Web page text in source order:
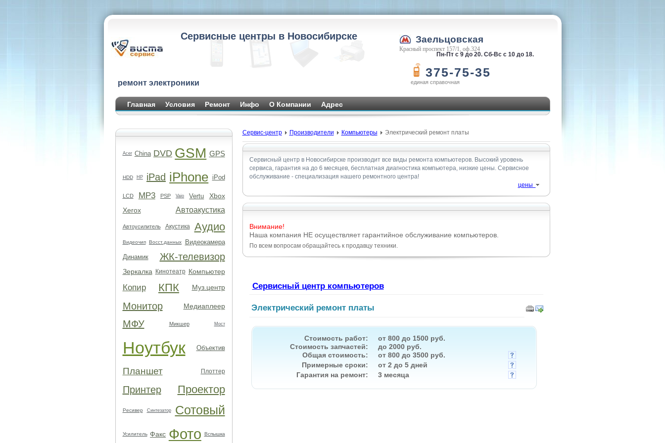
Сервисные центры в Новосибирске
ремонт электроники
Заельцовская
Красный проспект 157/1, оф.324
Пн-Пт с 9 до 20. Сб-Вс с 10 до 18.
375-75-35
единая справочная
Главная Условия Ремонт Инфо О Компании Адрес
Acer China DVD GSM GPS
HDD HP iPad iPhone iPod
LCD MP3 PSP Vaio Vertu
Xbox
Xerox
Автоакустика
Автоусилитель Акустика Аудио
Видеочип Восст.данных
Видеокамера
Динамик
ЖК-телевизор
Зеркалка Кинотеатр Компьютер
Копир КПК Муз.центр
Монитор Медиаплеер
МФУ Микшер Мост
Ноутбук Объектив
Планшет Плоттер
Принтер Проектор
Ресивер Синтезатор Сотовый
Усилитель Факс Фото Вспышка
Сервис-центр Производители Компьютеры Электрический ремонт платы
Сервисный центр в Новосибирске производит все виды ремонта компьютеров. Высокий уровень
сервиса, гарантия на до 6 месяцев, бесплатная диагностика компьютера, низкие цены. Сервисное
обслуживание - специализация нашего ремонтного центра!
цены
Внимание!
Наша компания НЕ осуществляет гарантийное обслуживание компьютеров.
По всем вопросам обращайтесь к продавцу техники.
Сервисный центр компьютеров
Электрический ремонт платы
Стоимость работ:
от 800 до 1500 руб.
Стоимость запчастей:
до 2000 руб.
Общая стоимость:
от 800 до 3500 руб.
Примерные сроки:
от 2 до 5 дней
Гарантия на ремонт:
3 месяца